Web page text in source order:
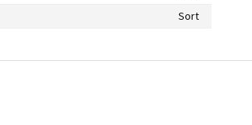
Sort